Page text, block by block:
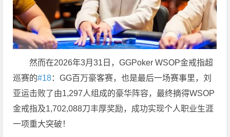
然而在2026年3月31日，GGPoker WSOP金戒指超
巡赛的#18：GG百万豪客赛，也是最后一场赛事里，刘
亚运击败了由1,297人组成的豪华阵容，最终摘得WSOP
金戒指及1,702,088刀丰厚奖励，成功实现个人职业生涯
一项重大突破！